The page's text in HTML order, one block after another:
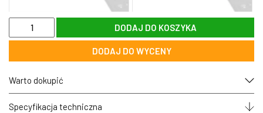
ilość
C701CH
pojedynczego
włącznika
dotykowego
impulsowego
LIVOLO
DODAJ DO KOSZYKA
DODAJ DO WYCENY
Warto dokupić
Specyfikacja techniczna